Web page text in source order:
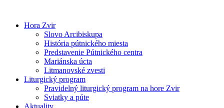
obsah
Hora Zvir
Slovo Arcibiskupa
História pútnického miesta
Predstavenie Pútnického centra
Mariánska úcta
Litmanovské zvesti
Liturgický program
Pravidelný liturgický program na hore Zvir
Sviatky a púte
Aktuality